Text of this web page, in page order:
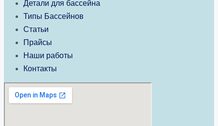
Детали для бассейна
Типы Бассейнов
Статьи
Прайсы
Наши работы
Контакты